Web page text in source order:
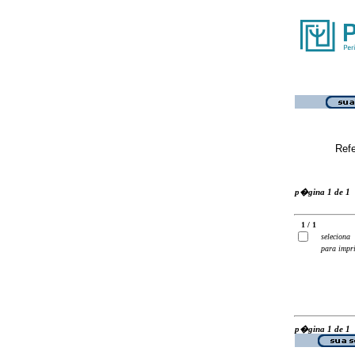
p�gina 1 de 1
1 / 1
seleciona
para
p�gina 1 de 1